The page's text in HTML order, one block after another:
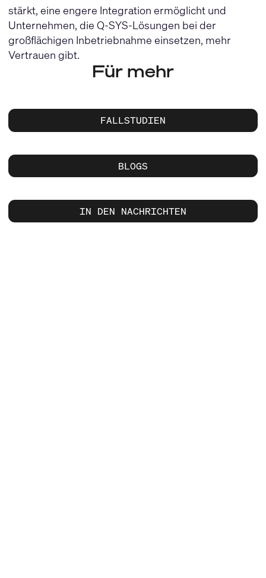
stärkt, eine engere Integration ermöglicht und
Unternehmen, die Q-SYS-Lösungen bei der
großflächigen Inbetriebnahme einsetzen, mehr
Vertrauen gibt.
Für mehr
FALLSTUDIEN
BLOGS
IN DEN NACHRICHTEN